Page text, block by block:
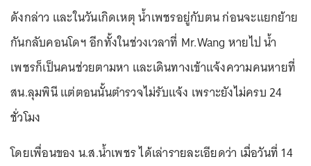
ดังกล่าว และในวันเกิดเหตุ น้ำเพชรอยู่กับตน ก่อนจะแยกย้าย
กันกลับคอนโดฯ อีกทั้งในช่วงเวลาที่ Mr.Wang หายไป น้ำ
เพชรก็เป็นคนช่วยตามหา และเดินทางเข้าแจ้งความคนหายที่
สน.ลุมพินี แต่ตอนนั้นตำรวจไม่รับแจ้ง เพราะยังไม่ครบ 24
ชั่วโมง
โดยเพื่อนของ น.ส.น้ำเพชร ได้เล่ารายละเอียดว่า เมื่อวันที่ 14